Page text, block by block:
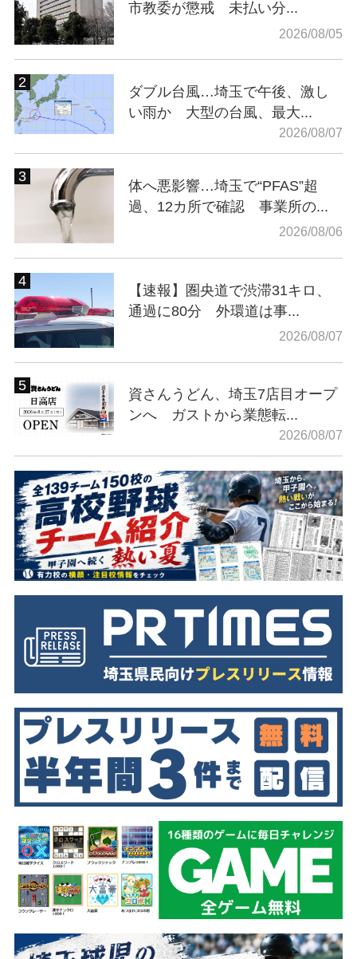
市教委が懲戒 未払い分...
2026/08/05
ダブル台風…埼玉で午後、激し
い雨か 大型の台風、最大...
2026/08/07
体へ悪影響…埼玉で“PFAS”超
過、12カ所で確認 事業所の...
2026/08/06
【速報】圏央道で渋滞31キロ、
通過に80分 外環道は事...
2026/08/07
資さんうどん、埼玉7店目オープ
ンへ ガストから業態転...
2026/08/07